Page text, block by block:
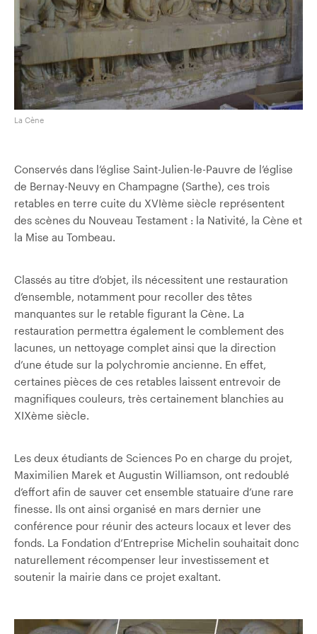
La Cène
Conservés dans l’église Saint-Julien-le-Pauvre de l’église
de Bernay-Neuvy en Champagne (Sarthe), ces trois
retables en terre cuite du XVIème siècle représentent
des scènes du Nouveau Testament : la Nativité, la Cène et
la Mise au Tombeau.
Classés au titre d’objet, ils nécessitent une restauration
d’ensemble, notamment pour recoller des têtes
manquantes sur le retable figurant la Cène. La
restauration permettra également le comblement des
lacunes, un nettoyage complet ainsi que la direction
d’une étude sur la polychromie ancienne. En effet,
certaines pièces de ces retables laissent entrevoir de
magnifiques couleurs, très certainement blanchies au
XIXème siècle.
Les deux étudiants de Sciences Po en charge du projet,
Maximilien Marek et Augustin Williamson , ont redoublé
d’effort afin de sauver cet ensemble statuaire d’une rare
finesse. Ils ont ainsi organisé en mars dernier une
conférence pour réunir des acteurs locaux et lever des
fonds. La Fondation d’Entreprise Michelin souhaitait donc
naturellement récompenser leur investissement et
soutenir la mairie dans ce projet exaltant.